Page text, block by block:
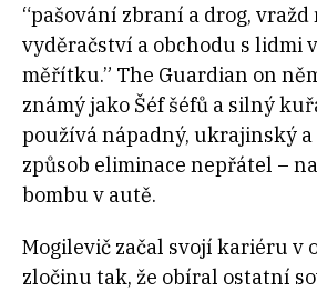
“pašování zbraní a drog,
vyděračství a obchodu s lidmi
měřítku.” The Guardian on
známý jako Šéf šéfů a silný
používá nápadný, ukrajinský
způsob eliminace nepřátel –
bombu v autě.
Mogilevič začal svojí kariéru v
zločinu tak, že obíral ostatní